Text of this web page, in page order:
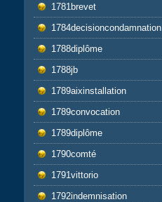
1781brevet
1784decisioncondamnation
1788diplôme
1788jb
1789aixinstallation
1789convocation
1789diplôme
1790comté
1791vittorio
1792indemnisation